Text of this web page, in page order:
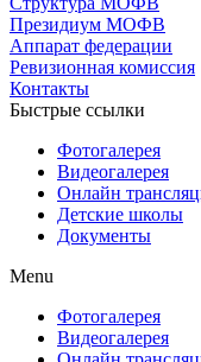
Президиум МОФВ
Аппарат федерации
Ревизионная комиссия
Контакты
Быстрые ссылки
Фотогалерея
Видеогалерея
Онлайн
Детские школы
Документы
Menu
Фотогалерея
Видеогалерея